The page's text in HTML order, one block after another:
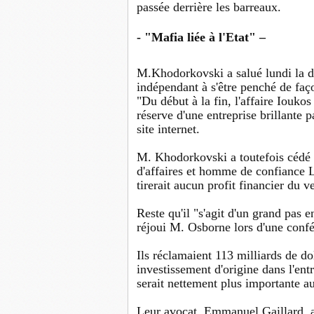
passée derrière les barreaux.
- "Mafia liée à l'Etat" –
M.Khodorkovski a salué lundi la
indépendant à s'être penché de
"Du début à la fin, l'affaire Ioukos
réserve d'une entreprise brillante
site internet.
M. Khodorkovski a toutefois cédé
d'affaires et homme de
tirerait aucun profit financier du
Reste qu'il "s'agit d'un grand pas
réjoui M. Osborne lors d'une
Ils réclamaient 113 milliards de
investissement d'origine dans
serait nettement plus importante
Leur avocat, Emmanuel Gaillard,